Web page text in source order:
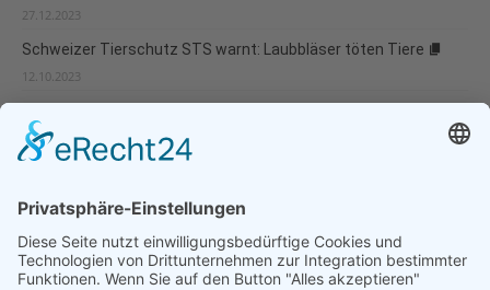
27.12.2023
Schweizer Tierschutz STS warnt: Laubbläser töten Tiere
12.10.2023
31.08.2023